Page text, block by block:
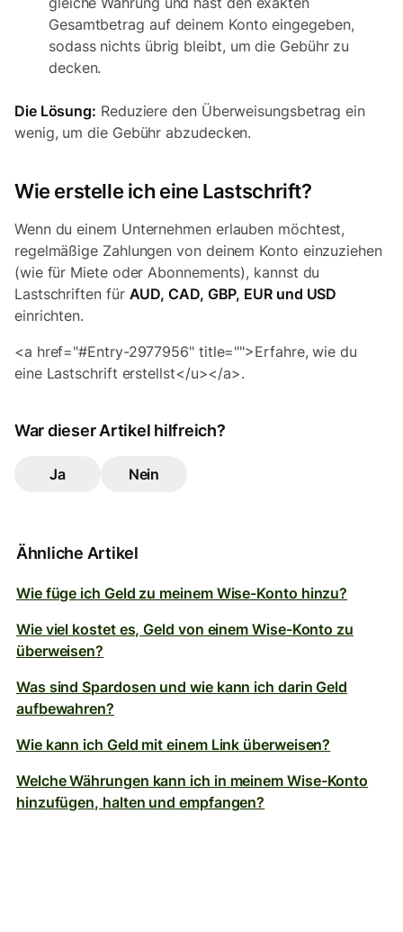
Gesamtbetrag auf deinem Konto eingegeben,
sodass nichts übrig bleibt, um die Gebühr zu
decken.
Die Lösung: Reduziere den Überweisungsbetrag ein
wenig, um die Gebühr abzudecken.
Wie erstelle ich eine Lastschrift?
Wenn du einem Unternehmen erlauben möchtest,
regelmäßige Zahlungen von deinem Konto einzuziehen
(wie für Miete oder Abonnements), kannst du
Lastschriften für AUD, CAD, GBP, EUR und USD
einrichten.
<a href="#Entry-2977956" title="">Erfahre, wie du
eine Lastschrift erstellst</u></a>.
War dieser Artikel hilfreich?
Ja Nein
Ähnliche Artikel
Wie füge ich Geld zu meinem Wise-Konto hinzu?
Wie viel kostet es, Geld von einem Wise-Konto zu
überweisen?
Was sind Spardosen und wie kann ich darin Geld
aufbewahren?
Wie kann ich Geld mit einem Link überweisen?
Welche Währungen kann ich in meinem Wise-Konto
hinzufügen, halten und empfangen?